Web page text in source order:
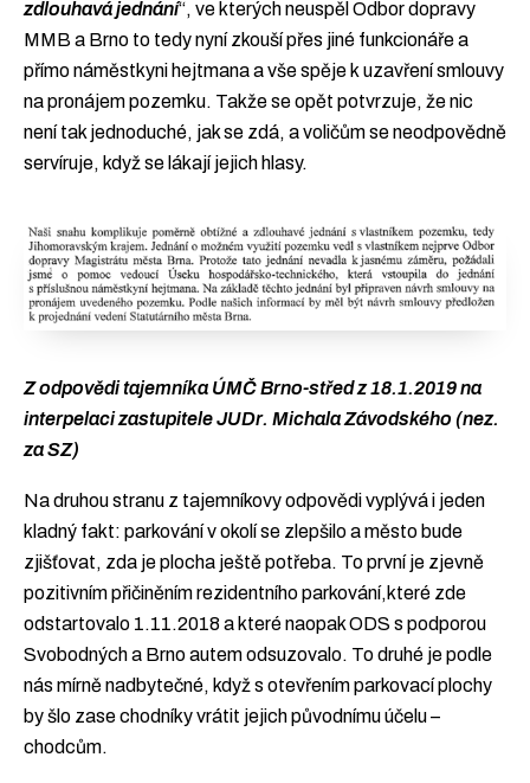
zdlouhavá jednání“, ve kterých neuspěl Odbor dopravy
MMB a Brno to tedy nyní zkouší přes jiné funkcionáře a
přímo náměstkyni hejtmana a vše spěje k uzavření smlouvy
na pronájem pozemku. Takže se opět potvrzuje, že nic
není tak jednoduché, jak se zdá, a voličům se neodpovědně
servíruje, když se lákají jejich hlasy.
Z odpovědi tajemníka ÚMČ Brno-střed z 18.1.2019 na
interpelaci zastupitele JUDr. Michala Závodského (nez.
za SZ)
Na druhou stranu z tajemníkovy odpovědi vyplývá i jeden
kladný fakt: parkování v okolí se zlepšilo a město bude
zjišťovat, zda je plocha ještě potřeba. To první je zjevně
pozitivním přičiněním rezidentního parkování,které zde
odstartovalo 1.11.2018 a které naopak ODS s podporou
Svobodných a Brno autem odsuzovalo. To druhé je podle
nás mírně nadbytečné, když s otevřením parkovací plochy
by šlo zase chodníky vrátit jejich původnímu účelu –
chodcům.